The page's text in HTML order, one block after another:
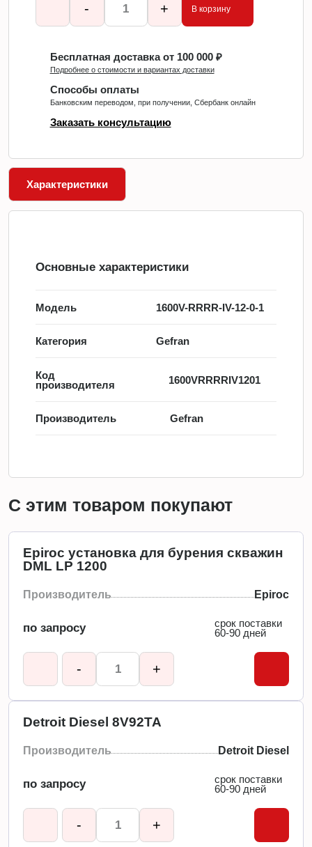
- + В корзину
Бесплатная доставка от 100 000 ₽
Подробнее о стоимости и вариантах доставки
Способы оплаты
Банковским переводом, при получении, Сбербанк онлайн
Заказать консультацию
Характеристики
Основные характеристики
Модель 1600V-RRRR-IV-12-0-1
Категория Gefran
Код
производителя
1600VRRRRIV1201
Производитель Gefran
С этим товаром покупают
Epiroc установка для бурения скважин
DML LP 1200
Производитель Epiroc
по запросу
срок поставки
60-90 дней
- +
Detroit Diesel 8V92TA
Производитель Detroit Diesel
по запросу
срок поставки
60-90 дней
- +